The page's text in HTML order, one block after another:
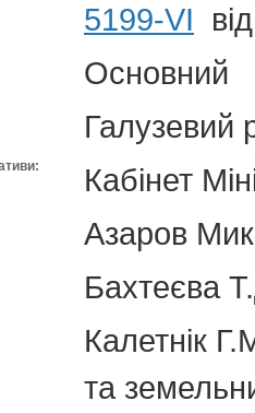
5199-VI
Основний
Галузевий
Кабінет
Азаров
Бахтеєва
Калетнік
та